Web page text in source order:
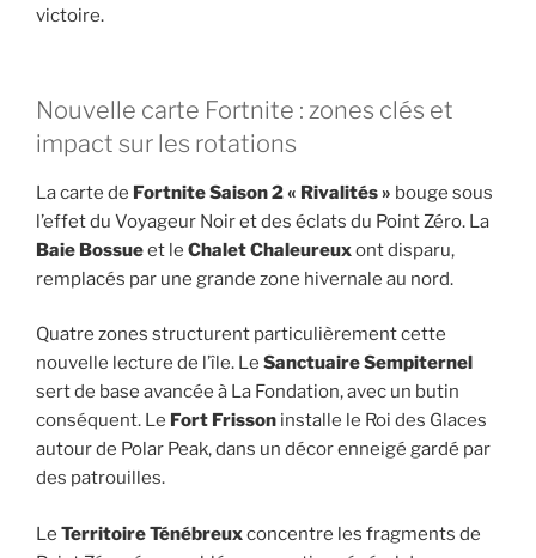
victoire.
Nouvelle carte Fortnite : zones clés et
impact sur les rotations
La carte de Fortnite Saison 2 « Rivalités » bouge sous
l’effet du Voyageur Noir et des éclats du Point Zéro. La
Baie Bossueet le Chalet Chaleureuxont disparu,
remplacés par une grande zone hivernale au nord.
Quatre zones structurent particulièrement cette
nouvelle lecture de l’île. Le Sanctuaire Sempiternel
sert de base avancée à La Fondation, avec un butin
conséquent. Le Fort Frisson installe le Roi des Glaces
autour de Polar Peak, dans un décor enneigé gardé par
des patrouilles.
Le Territoire Ténébreuxconcentre les fragments de